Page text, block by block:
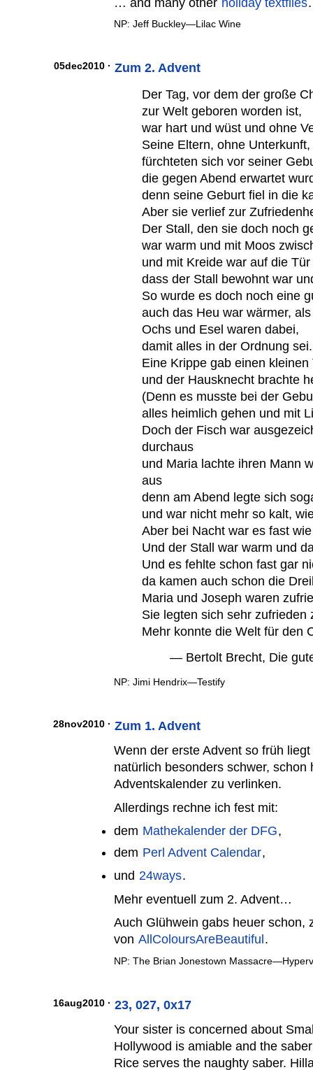
NP: Jeff Buckley—Lilac Wine
05dec2010 · Zum 2. Advent
Der Tag, vor dem der große
zur Welt geboren worden ist,
war hart und wüst und ohne
Seine Eltern, ohne Unterkunft,
fürchteten sich vor seiner
die gegen Abend erwartet
denn seine Geburt fiel in die
Aber sie verlief zur
Der Stall, den sie doch noch
war warm und mit Moos
und mit Kreide war auf die
dass der Stall bewohnt war
So wurde es doch noch eine
auch das Heu war wärmer,
Ochs und Esel waren dabei,
damit alles in der Ordnung sei.
Eine Krippe gab einen kleinen
und der Hausknecht brachte
(Denn es musste bei der
alles heimlich gehen und mit
Doch der Fisch war
durchaus
und Maria lachte ihren Mann
aus
denn am Abend legte sich
und war nicht mehr so kalt,
Aber bei Nacht war es fast
Und der Stall war warm und
Und es fehlte schon fast gar
da kamen auch schon die
Maria und Joseph waren
Sie legten sich sehr zufrieden
Mehr konnte die Welt für den
— Bertolt Brecht, Die
NP: Jimi Hendrix—Testify
28nov2010 · Zum 1. Advent
Wenn der erste Advent so früh
natürlich besonders schwer, schon
Adventskalender zu verlinken.
Allerdings rechne ich fest mit:
dem Mathekalender der DFG,
dem Perl Advent Calendar,
und 24ways.
Mehr eventuell zum 2. Advent…
Auch Glühwein gabs heuer schon,
von AllColoursAreBeautiful .
NP: The Brian Jonestown
16aug2010 · 23, 027, 0x17
Your sister is concerned about
Hollywood is amiable and the
Rice serves the naughty saber.